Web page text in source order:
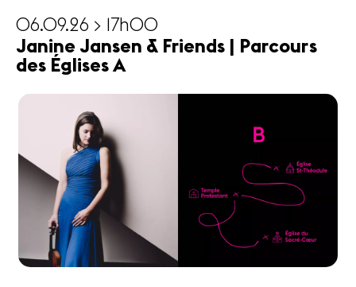
06.09.26 > 17h00
Janine Jansen & Friends | Parcours
des Églises A